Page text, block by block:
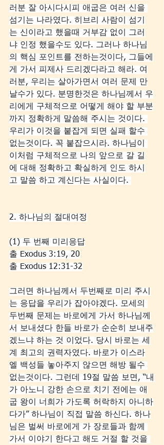
러분 잘 아시다시피 애굽은 여러 신을
섬기는 나라였다. 히브리 사람이 섬기
는 신이라고 했을때 거부감 없이 그러
냐 인정 했을수도 있다. 그러나 하나님
의 핵심 포인트를 전하는것이다, 그들에
게 가서 피제사 드리겠다라고 해라. 여
러분, 우리는 살아가면서 여러 문제 만
날수가 있다. 분명한것은 하나님께서 우
리에게 구체적으로 어떻게 해야 할 부분
까지 정확하게 말씀해 주시는 것이다.
우리가 이것을 붙잡게 되면 실패 할수
없는것이다. 꼭 붙잡으시라. 하나님이
이처럼 구체적으로 나의 앞으로 갈 길
에 대해 정확하고 확실하게 인도 하시
고 말씀 하고 계신다는 사실이다.
2. 하나님의 절대여정
(1) 두 번째 미리응답
출 Exodus 3:19, 20
출 Exodus 12:31-32
그러면 하나님께서 두번째로 미리 주시
는 응답을 우리가 잡아야겠다. 모세의
두번째 문제는 바로에게 가서 하나님께
서 보내셨다 한들 바로가 순순히 보내주
겠느냐 하는 것 이었다. 당시 바로는 세
계 최고의 권력자였다. 바로가 이스라
엘 백성들 놓아주지 않으면 해방 될수
없는것이다. 그런데 19절 말씀 보면, “내
가 아노니 강한 손으로 치기 전에는 애
굽 왕이 너희가 가도록 허락하지 아니하
다가” 하나님이 직접 말씀 하신다. 하나
님은 벌써 바로에게 가 장로들과 함께
가서 이야기 한다고 해도 거절 할 것을